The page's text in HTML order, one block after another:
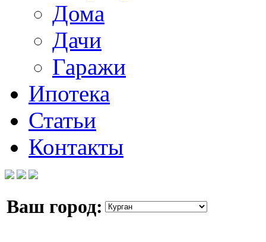
Дома
Дачи
Гаражи
Ипотека
Статьи
Контакты
Ваш город: